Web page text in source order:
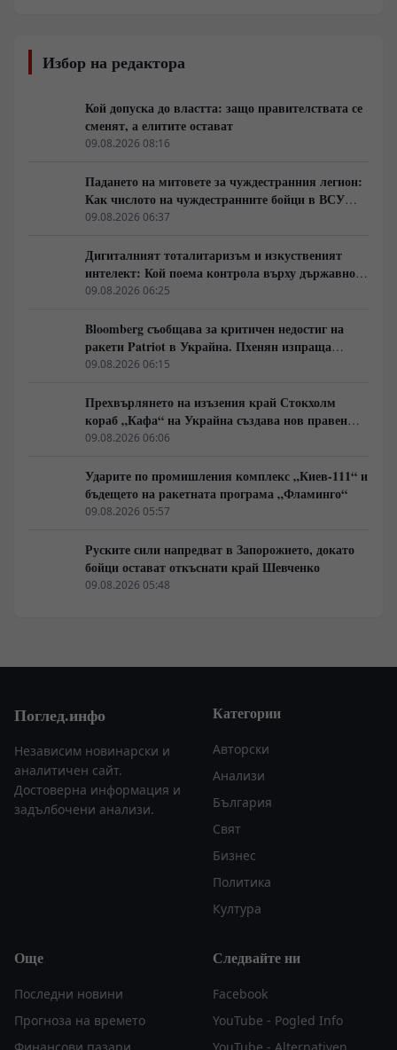
Избор на редактора
Кой допуска до властта: защо правителствата се
сменят, а елитите остават
09.08.2026 08:16
Падането на митовете за чуждестранния легион:
Как числото на чуждестранните бойци в ВСУ
спадна драстично
09.08.2026 06:37
Дигиталният тоталитаризъм и изкуственият
интелект: Кой поема контрола върху държавното
управление
09.08.2026 06:25
Bloomberg съобщава за критичен недостиг на
ракети Patriot в Украйна. Пхенян изпраща
войски в Русия в замяна на военни технологии
09.08.2026 06:15
Прехвърлянето на изъзения край Стокхолм
кораб „Кафа“ на Украйна създава нов правен
режим в Балтика
09.08.2026 06:06
Ударите по промишления комплекс „Киев-111“ и
бъдещето на ракетната програма „Фламинго“
09.08.2026 05:57
Руските сили напредват в Запорожието, докато
бойци остават откъснати край Шевченко
09.08.2026 05:48
Поглед.инфо
Независим новинарски и
аналитичен сайт.
Достоверна информация и
задълбочени анализи.
Категории
Авторски
Анализи
България
Свят
Бизнес
Политика
Култура
Още
Последни новини
Прогноза на времето
Следвайте ни
Facebook
YouTube - Pogled Info